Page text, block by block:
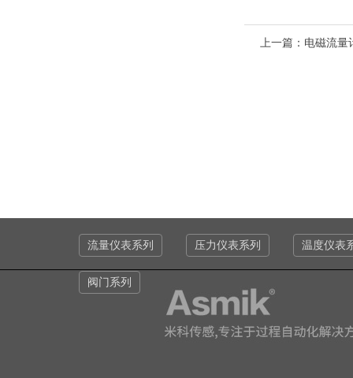
上一篇： 电磁流量
流量仪表系列 压力仪表系列 温度仪表
阀门系列